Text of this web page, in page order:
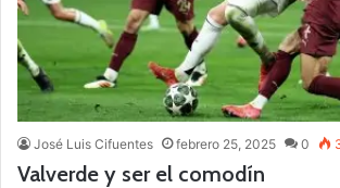
José Luis Cifuentes febrero 25, 2025 0
Valverde y ser el comodín